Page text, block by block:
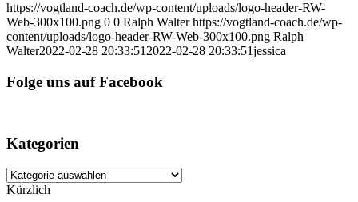
https://vogtland-coach.de/wp-content/uploads/logo-header-RW-
Web-300x100.png 0 0 Ralph Walter https://vogtland-coach.de/wp-
content/uploads/logo-header-RW-Web-300x100.png Ralph
Walter2022-02-28 20:33:51 2022-02-28 20:33:51jessica
Folge uns auf Facebook
Kategorien
Kategorien
Kürzlich